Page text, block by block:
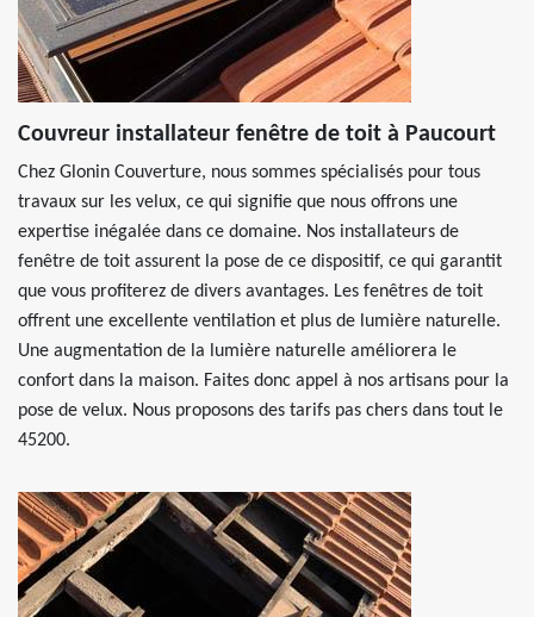
Couvreur installateur fenêtre de toit à Paucourt
Chez Glonin Couverture, nous sommes spécialisés pour tous
travaux sur les velux, ce qui signifie que nous offrons une
expertise inégalée dans ce domaine. Nos installateurs de
fenêtre de toit assurent la pose de ce dispositif, ce qui garantit
que vous profiterez de divers avantages. Les fenêtres de toit
offrent une excellente ventilation et plus de lumière naturelle.
Une augmentation de la lumière naturelle améliorera le
confort dans la maison. Faites donc appel à nos artisans pour la
pose de velux. Nous proposons des tarifs pas chers dans tout le
45200.